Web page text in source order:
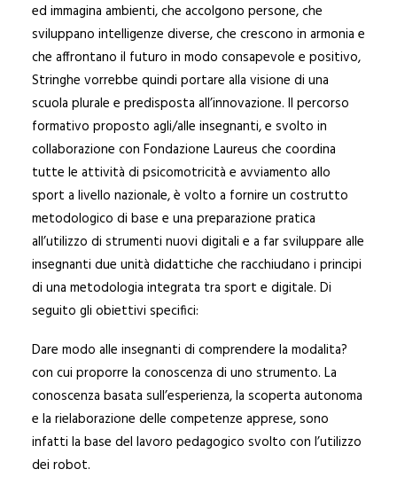
ed immagina ambienti, che accolgono persone, che
sviluppano intelligenze diverse, che crescono in armonia e
che affrontano il futuro in modo consapevole e positivo,
Stringhe vorrebbe quindi portare alla visione di una
scuola plurale e predisposta all’innovazione. Il percorso
formativo proposto agli/alle insegnanti, e svolto in
collaborazione con Fondazione Laureus che coordina
tutte le attività di psicomotricità e avviamento allo
sport a livello nazionale, è volto a fornire un costrutto
metodologico di base e una preparazione pratica
all’utilizzo di strumenti nuovi digitali e a far sviluppare alle
insegnanti due unità didattiche che racchiudano i principi
di una metodologia integrata tra sport e digitale. Di
seguito gli obiettivi specifici:
Dare modo alle insegnanti di comprendere la modalita?
con cui proporre la conoscenza di uno strumento. La
conoscenza basata sull’esperienza, la scoperta autonoma
e la rielaborazione delle competenze apprese, sono
infatti la base del lavoro pedagogico svolto con l’utilizzo
dei robot.